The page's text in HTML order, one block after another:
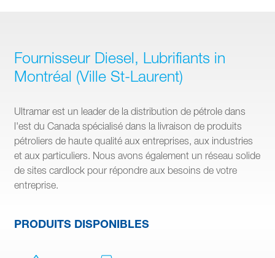
Fournisseur Diesel, Lubrifiants in
Montréal (Ville St-Laurent)
Ultramar est un leader de la distribution de pétrole dans
l'est du Canada spécialisé dans la livraison de produits
pétroliers de haute qualité aux entreprises, aux industries
et aux particuliers. Nous avons également un réseau solide
de sites cardlock pour répondre aux besoins de votre
entreprise.
PRODUITS DISPONIBLES